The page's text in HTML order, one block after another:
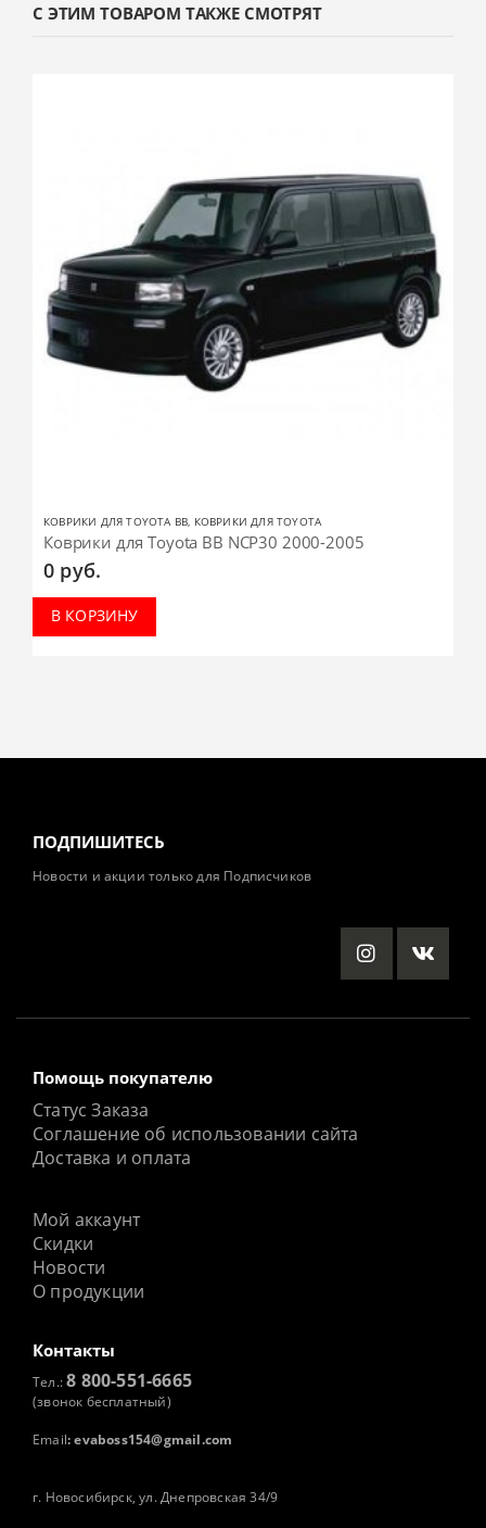
С ЭТИМ ТОВАРОМ ТАКЖЕ СМОТРЯТ
КОВРИКИ ДЛЯ TOYOTA BB КОВРИКИ ДЛЯ TOYOTA
Коврики для Toyota BB NCP30 2000-2005
0 руб.
В КОРЗИНУ
ПОДПИШИТЕСЬ
Новости и акции только для Подписчиков
Помощь покупателю
Статус Заказа
Соглашение об использовании сайта
Доставка и оплата
Мой аккаунт
Скидки
Новости
О продукции
Контакты
Тел.:8 800-551-6665
(звонок бесплатный)
Email: evaboss154@gmail.com
г. Новосибирск, ул. Днепровская 34/9